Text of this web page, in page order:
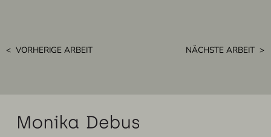
< VORHERIGE ARBEIT NÄCHSTE ARBEIT >